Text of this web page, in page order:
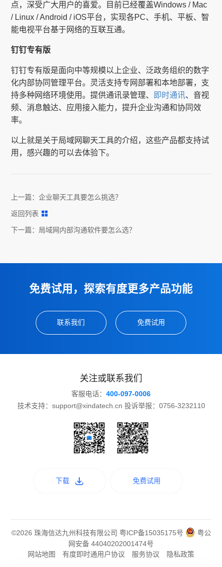
点，深受广大用户的喜爱。目前已经覆盖Windows / Mac
/ Linux / Android / iOS平台，实现各PC、手机、平板、智
能电视平台基于网络的互联互通。
钉钉专有版
钉钉专有版是面向中等规模以上企业、泛政务组织的数字
化内部协同管理平台。灵活支持专网部署和本地部署，支
持多种网络环境使用。提供通讯录管理、
即时通讯、音视
频、消息触达、应用接入能力，提升企业沟通和协同效
率。
以上就是关于局域网聊天工具的介绍，这些产品都支持试
用，感兴趣的可以去体验下。
上一篇：企业聊天工具要怎么挑选？
返回列表
下一篇： 局域网内部沟通软件要怎么选？
免费试用，探索有度更多产品功能
联系我们 免费试用
关注或联系我们
客服电话： 400-097-0006
技术支持：support@xindatech.cn 投诉举报：0756-3232110
下载 免费试用
©2026 珠海信达九州科技有限公司 粤ICP备15035175号
粤公
网安备 44040202001474号
网站地图
有度即时通用户协议 服务协议 隐私政策